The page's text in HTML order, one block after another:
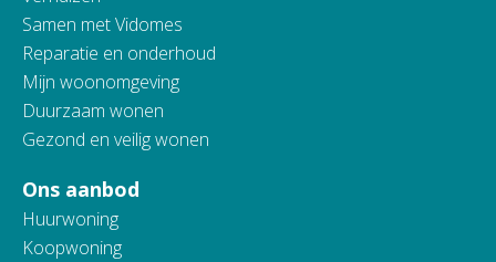
Samen met Vidomes
Reparatie en onderhoud
Mijn woonomgeving
Duurzaam wonen
Gezond en veilig wonen
Ons aanbod
Huurwoning
Koopwoning